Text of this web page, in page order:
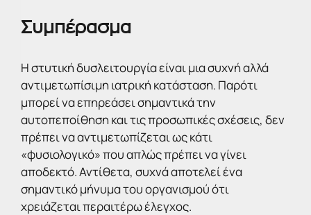
Συμπέρασμα
Η στυτική δυσλειτουργία είναι μια συχνή αλλά
αντιμετωπίσιμη ιατρική κατάσταση. Παρότι
μπορεί να επηρεάσει σημαντικά την
αυτοπεποίθηση και τις προσωπικές σχέσεις, δεν
πρέπει να αντιμετωπίζεται ως κάτι
«φυσιολογικό» που απλώς πρέπει να γίνει
αποδεκτό. Αντίθετα, συχνά αποτελεί ένα
σημαντικό μήνυμα του οργανισμού ότι
χρειάζεται περαιτέρω έλεγχος.